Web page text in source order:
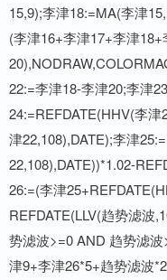
15,9);李津18:=MA(李津
(李津16+李津17+李津
22:=李津18-李津20;李津
24:=REFDATE(HHV(李津
津22,108),DATE);李津
22,108),DATE))*1.02-
26:=(李津
REFDATE(LLV(趋势滤波
势滤波>=0 AND 趋势滤
津9+李津26*5+趋势滤波